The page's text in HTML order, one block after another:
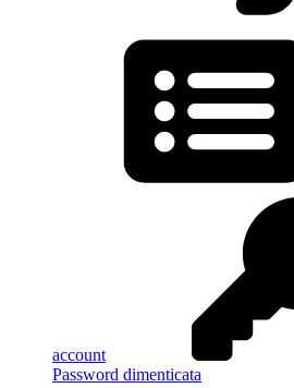
account
Password dimenticata